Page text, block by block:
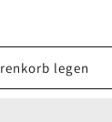
legen